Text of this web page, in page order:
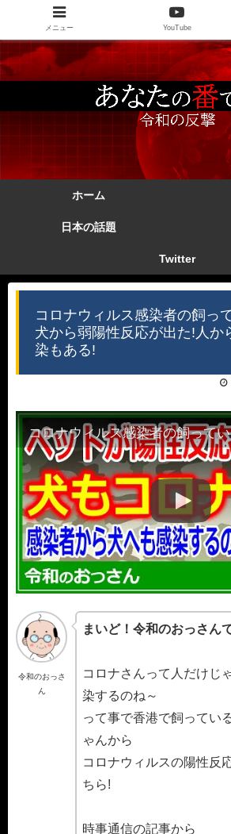
ホーム
日本の話題
Twitter
コロナウィルス感染者の飼っ
犬から弱陽性反応が出た!人か
染もある!
令和のおっさ
ん
まいど！令和のおっさん
コロナさんって人だけじ
染するのね～
って事で香港で飼ってい
ゃんから
コロナウィルスの陽性反
ちら!
時事通信の記事から
メニュー YouTube